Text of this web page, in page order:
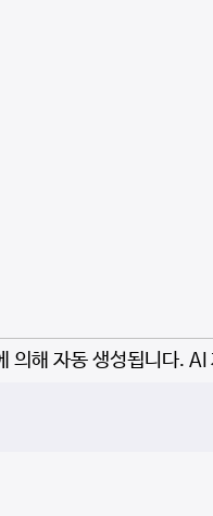
의해 자동 생성됩니다.